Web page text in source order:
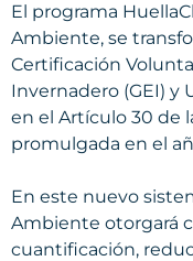
El programa
Ambiente, se
Certificación
Invernadero (GEI) y
en el Artículo 30 de
promulgada en el
En este nuevo
Ambiente otorgará
cuantificación,